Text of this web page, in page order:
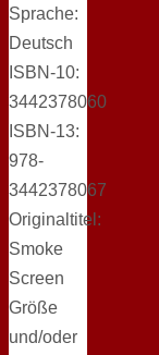
Sprache:
Deutsch
ISBN-10:
3442378060
ISBN-13:
978-
3442378067
Originaltitel:
Smoke
Screen
Größe
und/oder